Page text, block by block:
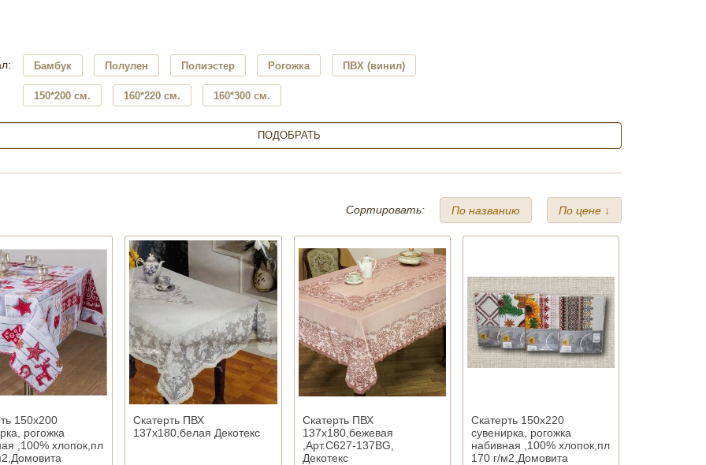
Бамбук Полулен Полиэстер Рогожка ПВХ (винил)
150*200 см. 160*220 см. 160*300 см.
Сортировать: По названию По цене ↓
150х200
рогожка
,100% хлопок,пл
Скатерть ПВХ
137х180,белая Декотекс
Скатерть ПВХ
137х180,бежевая
,Арт.С627-137BG,
Декотекс
Скатерть 150х220
сувенирка, рогожка
набивная ,100% хлопок,пл
170 г/м2,Домовита